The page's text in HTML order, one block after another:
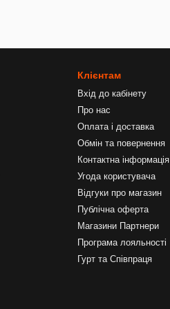
Клієнтам
Вхід до кабінету
Про нас
Оплата і доставка
Обмін та повернення
Контактна інформація
Угода користувача
Відгуки про магазин
Публічна оферта
Магазини Партнери
Програма лояльності
Гурт та Співпраця